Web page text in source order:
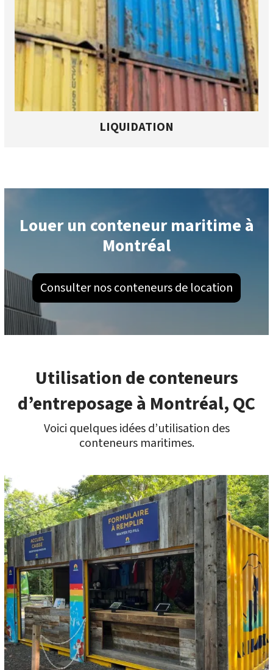
LIQUIDATION
Louer un conteneur maritime à
Montréal
Consulter nos conteneurs de location
Utilisation de conteneurs
d’entreposage à Montréal, QC
Voici quelques idées d’utilisation des
conteneurs maritimes.